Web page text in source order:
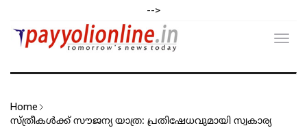
-->
Home
സ്ത്രീകൾക്ക് സൗജന്യ യാത്ര: പ്രതിഷേധവുമായി സ്വകാര്യ